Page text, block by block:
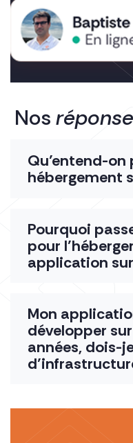
Nos
Qu’entend-on
hébergement
Pourquoi
pour
application
Mon
développer
années, dois-